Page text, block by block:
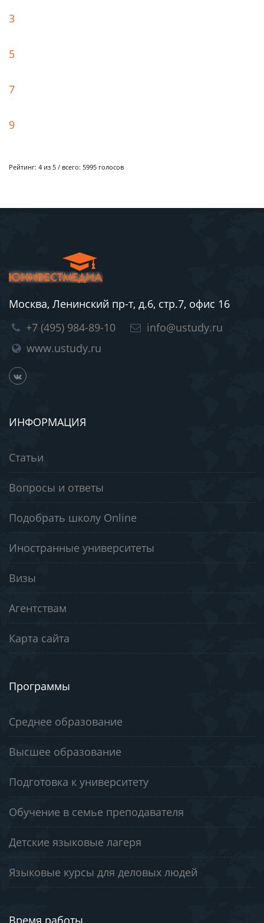
3
5
7
9
Рейтинг: 4 из 5 / всего: 5995 голосов
Москва, Ленинский пр-т, д.6, стр.7, офис 16
+7 (495) 984-89-10
info@ustudy.ru
www.ustudy.ru
ИНФОРМАЦИЯ
Статьи
Вопросы и ответы
Подобрать школу Online
Иностранные университеты
Визы
Агентствам
Карта сайта
Программы
Среднее образование
Высшее образование
Подготовка к университету
Обучение в семье преподавателя
Детские языковые лагеря
Языковые курсы для деловых людей
Время работы